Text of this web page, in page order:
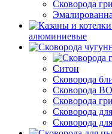
Сковорода
алюминиевые
Ситон
Сковорода
Сковорода
Сковорода
Сковорода
Сковорода